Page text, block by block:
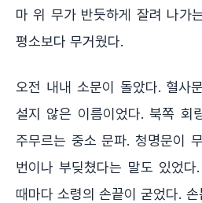
마 위 무가 반듯하게 잘려 나가
평소보다 무거웠다.
오전 내내 소문이 돌았다. 혈사
설지 않은 이름이었다. 북쪽 회
주무르는 중소 문파. 청명문이
번이나 부딪쳤다는 말도 있었
때마다 소령의 손끝이 굳었다.